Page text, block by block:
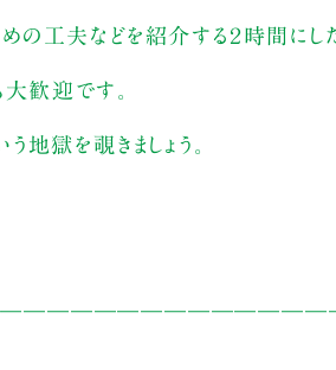
工夫などを紹介する２時間にした
大歓迎です。
地獄を覗きましょう。